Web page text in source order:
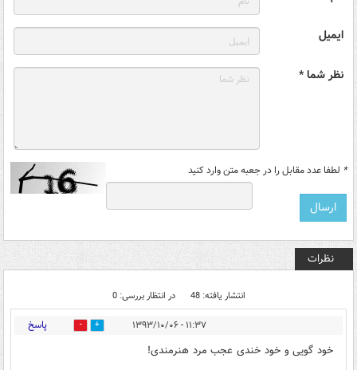
ایمیل
نظر شما *
* لطفا عدد مقابل را در جعبه متن وارد کنید
نظرات
انتشار یافته: 48 در انتظار بررسی: 0
۱۱:۳۷ - ۱۳۹۳/۱۰/۰۶ 0 پاسخ
خود گویی و خود خندی عجب مرد هنرمندی!